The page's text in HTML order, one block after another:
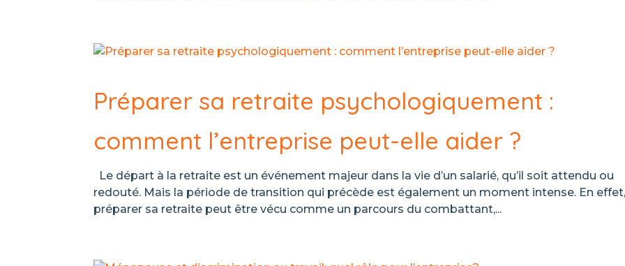
Préparer sa retraite psychologiquement :
comment l’entreprise peut-elle aider ?
Le départ à la retraite est un événement majeur dans la vie d’un salarié, qu’il soit attendu ou
redouté. Mais la période de transition qui précède est également un moment intense. En effet,
préparer sa retraite peut être vécu comme un parcours du combattant,...